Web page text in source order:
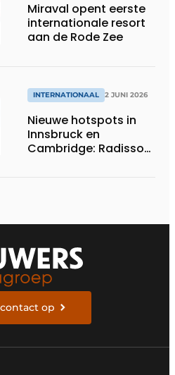
Miraval opent eerste
internationale resort
aan de Rode Zee
INTERNATIONAAL 2 JUNI 2026
Nieuwe hotspots in
Innsbruck en
Cambridge: Radisson
op